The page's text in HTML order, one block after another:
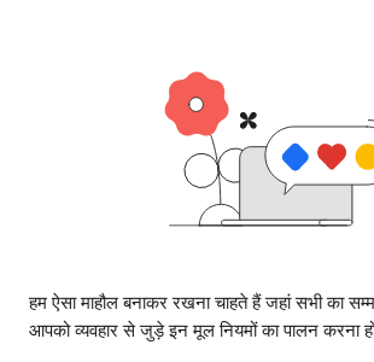
हम ऐसा माहौल बनाकर रखना चाहते हैं जहां सभी का
आपको व्यवहार से जुड़े इन मूल नियमों का पालन करना